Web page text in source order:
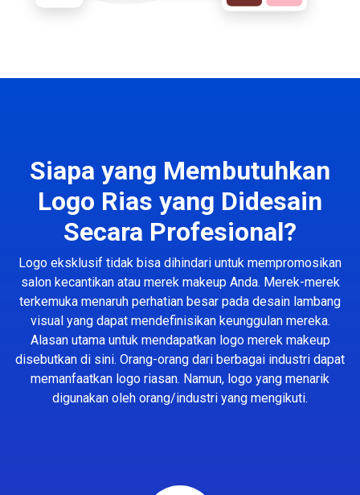
Siapa yang Membutuhkan
Logo Rias yang Didesain
Secara Profesional?
Logo eksklusif tidak bisa dihindari untuk mempromosikan
salon kecantikan atau merek makeup Anda. Merek-merek
terkemuka menaruh perhatian besar pada desain lambang
visual yang dapat mendefinisikan keunggulan mereka.
Alasan utama untuk mendapatkan logo merek makeup
disebutkan di sini. Orang-orang dari berbagai industri dapat
memanfaatkan logo riasan. Namun, logo yang menarik
digunakan oleh orang/industri yang mengikuti.